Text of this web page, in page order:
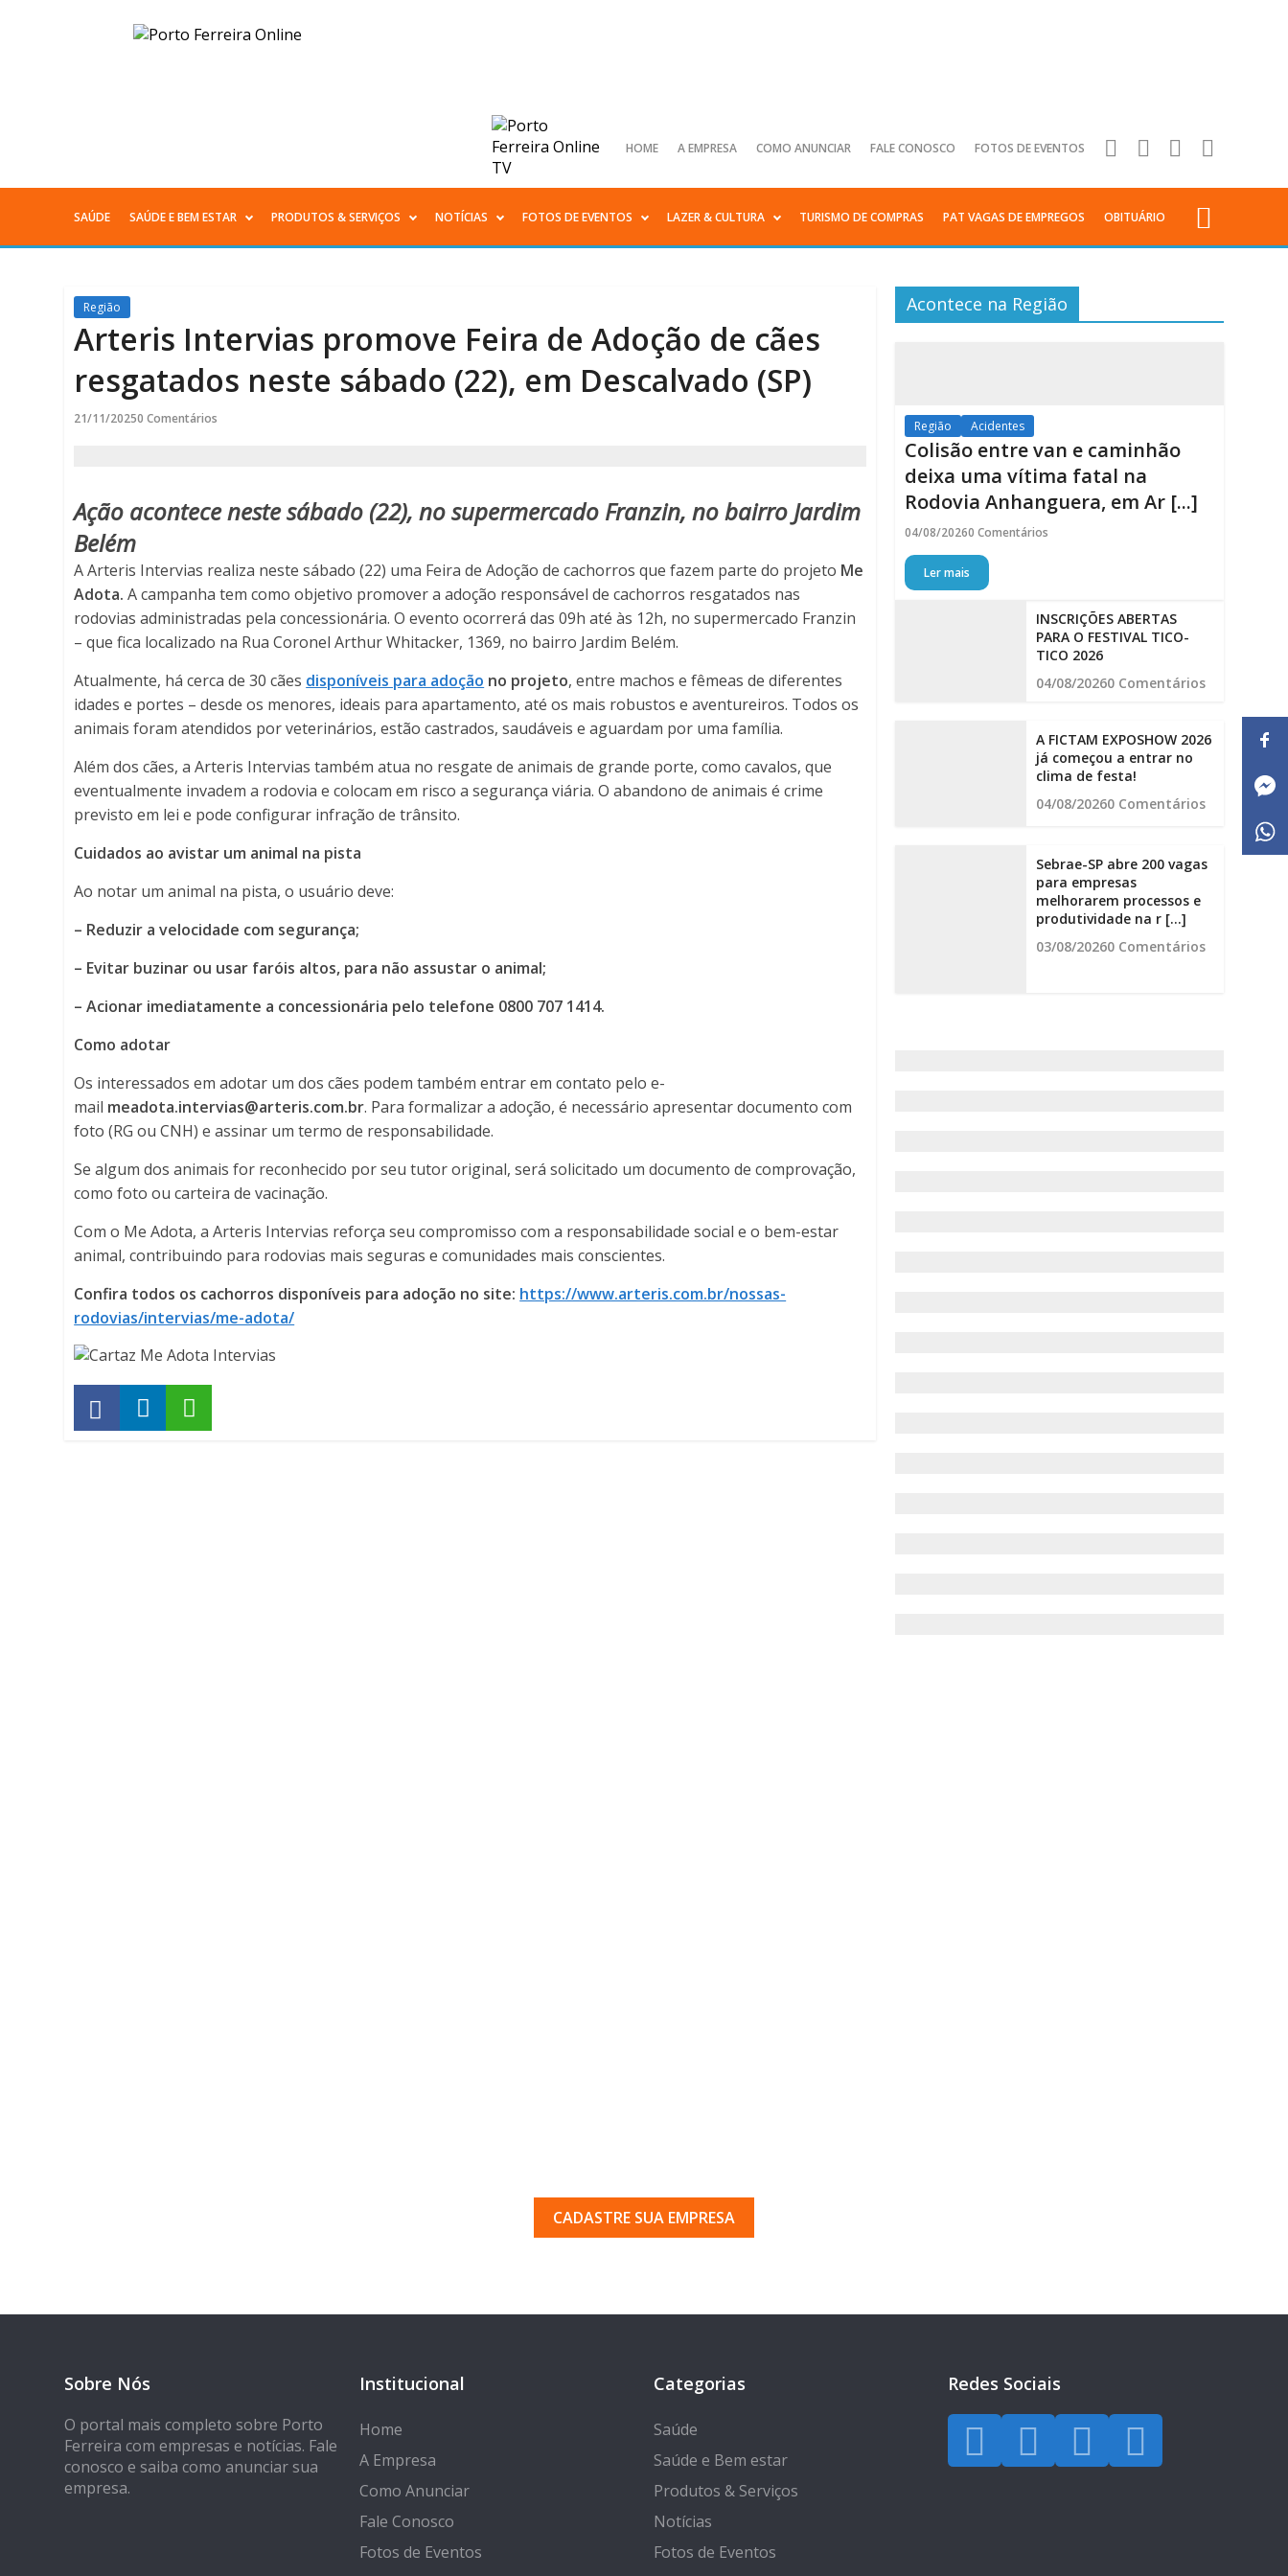
Arteris
de
Adoção
cães
resgatados
neste
(22),
em
Descalvado
(SP)
-
Porto
Ferreira
Online
-
Porto
Ferreira
HOME A EMPRESA COMO ANUNCIAR FALE CONOSCO FOTOS DE EVENTOS
Menu
SAÚDE SAÚDE E BEM ESTAR PRODUTOS & SERVIÇOS NOTÍCIAS FOTOS DE EVENTOS LAZER & CULTURA TURISMO DE COMPRAS PAT VAGAS DE EMPREGOS OBITUÁRIO
Região
Arteris Intervias promove Feira de Adoção de cães
resgatados neste sábado (22), em Descalvado (SP)
21/11/20250 Comentários
Ação acontece neste sábado (22), no supermercado Franzin, no bairro Jardim
Belém
A Arteris Intervias realiza neste sábado (22) uma Feira de Adoção de cachorros que fazem parte do projeto Me
Adota. A campanha tem como objetivo promover a adoção responsável de cachorros resgatados nas
rodovias administradas pela concessionária. O evento ocorrerá das 09h até às 12h, no supermercado Franzin
– que fica localizado na Rua Coronel Arthur Whitacker, 1369, no bairro Jardim Belém.
Atualmente, há cerca de 30 cães disponíveis para adoção no projeto, entre machos e fêmeas de diferentes
idades e portes – desde os menores, ideais para apartamento, até os mais robustos e aventureiros. Todos os
animais foram atendidos por veterinários, estão castrados, saudáveis e aguardam por uma família.
Além dos cães, a Arteris Intervias também atua no resgate de animais de grande porte, como cavalos, que
eventualmente invadem a rodovia e colocam em risco a segurança viária. O abandono de animais é crime
previsto em lei e pode configurar infração de trânsito.
Cuidados ao avistar um animal na pista
Ao notar um animal na pista, o usuário deve:
– Reduzir a velocidade com segurança;
– Evitar buzinar ou usar faróis altos, para não assustar o animal;
– Acionar imediatamente a concessionária pelo telefone 0800 707 1414.
Como adotar
Os interessados em adotar um dos cães podem também entrar em contato pelo e-
mail meadota.intervias@arteris.com.br. Para formalizar a adoção, é necessário apresentar documento com
foto (RG ou CNH) e assinar um termo de responsabilidade.
Se algum dos animais for reconhecido por seu tutor original, será solicitado um documento de comprovação,
como foto ou carteira de vacinação.
Com o Me Adota, a Arteris Intervias reforça seu compromisso com a responsabilidade social e o bem-estar
animal, contribuindo para rodovias mais seguras e comunidades mais conscientes.
Confira todos os cachorros disponíveis para adoção no site: https://www.arteris.com.br/nossas-
rodovias/intervias/me-adota/
Acontece na Região
Região Acidentes
Colisão entre van e caminhão
deixa uma vítima fatal na
Rodovia Anhanguera, em Ar [...]
04/08/20260 Comentários
Ler mais
INSCRIÇÕES ABERTAS
PARA O FESTIVAL TICO-
TICO 2026
04/08/20260 Comentários
A FICTAM EXPOSHOW 2026
já começou a entrar no
clima de festa!
04/08/20260 Comentários
Sebrae-SP abre 200 vagas
para empresas
melhorarem processos e
produtividade na r [...]
03/08/20260 Comentários
CADASTRE SUA EMPRESA
Sobre Nós
O portal mais completo sobre Porto
Ferreira com empresas e notícias. Fale
conosco e saiba como anunciar sua
empresa.
Institucional
Home
A Empresa
Como Anunciar
Fale Conosco
Fotos de Eventos
Categorias
Saúde
Saúde e Bem estar
Produtos & Serviços
Notícias
Fotos de Eventos
Redes Sociais